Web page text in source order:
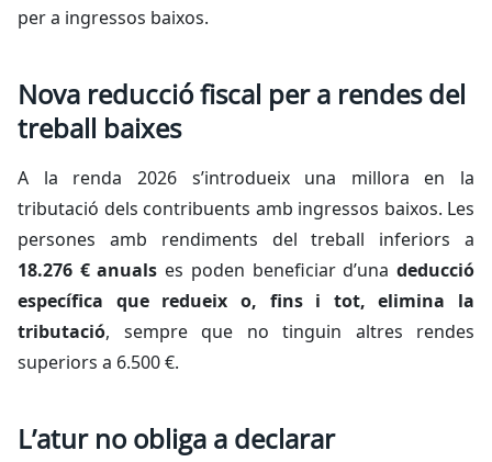
per a ingressos baixos.
Nova reducció fiscal per a rendes del
treball baixes
A la renda 2026 s’introdueix una millora en la
tributació dels contribuents amb ingressos baixos. Les
persones amb rendiments del treball inferiors a
18.276 € anuals es poden beneficiar d’unadeducció
específica que redueix o, fins i tot, elimina la
tributació, sempre que no tinguin altres rendes
superiors a 6.500 €.
L’atur no obliga a declarar